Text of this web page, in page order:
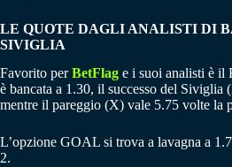
LE QUOTE DAGLI ANALISTI DI
SIVIGLIA
Favorito perBetFlag e i suoi analisti è il
è bancata a 1.30, il successo del Siviglia
mentre il pareggio (X) vale 5.75 volte la
L’opzione GOAL si trova a lavagna a
2.